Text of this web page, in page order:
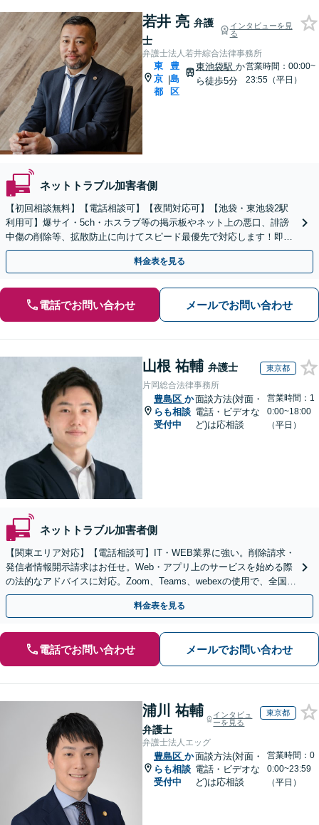
若井 亮 弁護
士
インタビューを見
る
弁護士法人若井綜合法律事務所
東
京
都
|
豊
島
区
東池袋駅 か
ら徒歩5分
営業時間：00:00~
23:55（平日）
ネットトラブル加害者側
【初回相談無料】【電話相談可】【夜間対応可】【池袋・東池袋2駅
利用可】爆サイ・5ch・ホスラブ等の掲示板やネット上の悪口、誹謗
中傷の削除等、拡散防止に向けてスピード最優先で対応します！即日
対応可能。まずはご連絡ください。
料金表を見る
電話でお問い合わせ メールでお問い合わせ
山根 祐輔 弁護士 東京都
片岡総合法律事務所
豊島区 か
らも相談
受付中
面談方法(対面・
電話・ビデオな
ど)は応相談
営業時間：1
0:00~18:00
（平日）
ネットトラブル加害者側
【関東エリア対応】【電話相談可】IT・WEB業界に強い。削除請求・
発信者情報開示請求はお任せ。Web・アプリ上のサービスを始める際
の法的なアドバイスに対応。Zoom、Teams、webexの使用で、全国か
らのご相談にも対応【平日夜間面談可】
料金表を見る
電話でお問い合わせ メールでお問い合わせ
浦川 祐輔
弁護士
インタビュ
ーを見る
東京都
弁護士法人エッグ
豊島区 か
らも相談
受付中
面談方法(対面・
電話・ビデオな
ど)は応相談
営業時間：0
0:00~23:59
（平日）